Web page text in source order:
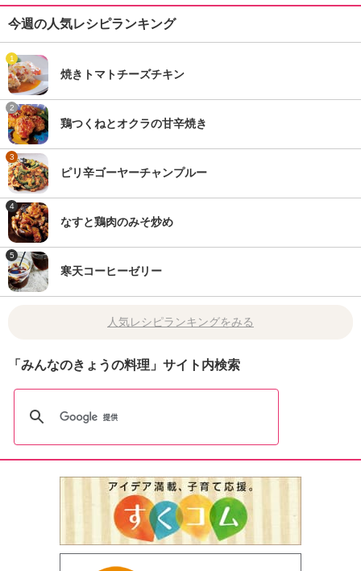
今週の人気レシピランキング
1
焼きトマトチーズチキン
2
鶏つくねとオクラの甘辛焼き
3
ピリ辛ゴーヤーチャンプルー
4
なすと鶏肉のみそ炒め
5
寒天コーヒーゼリー
人気レシピランキングをみる
「みんなのきょうの料理」サイト内検索